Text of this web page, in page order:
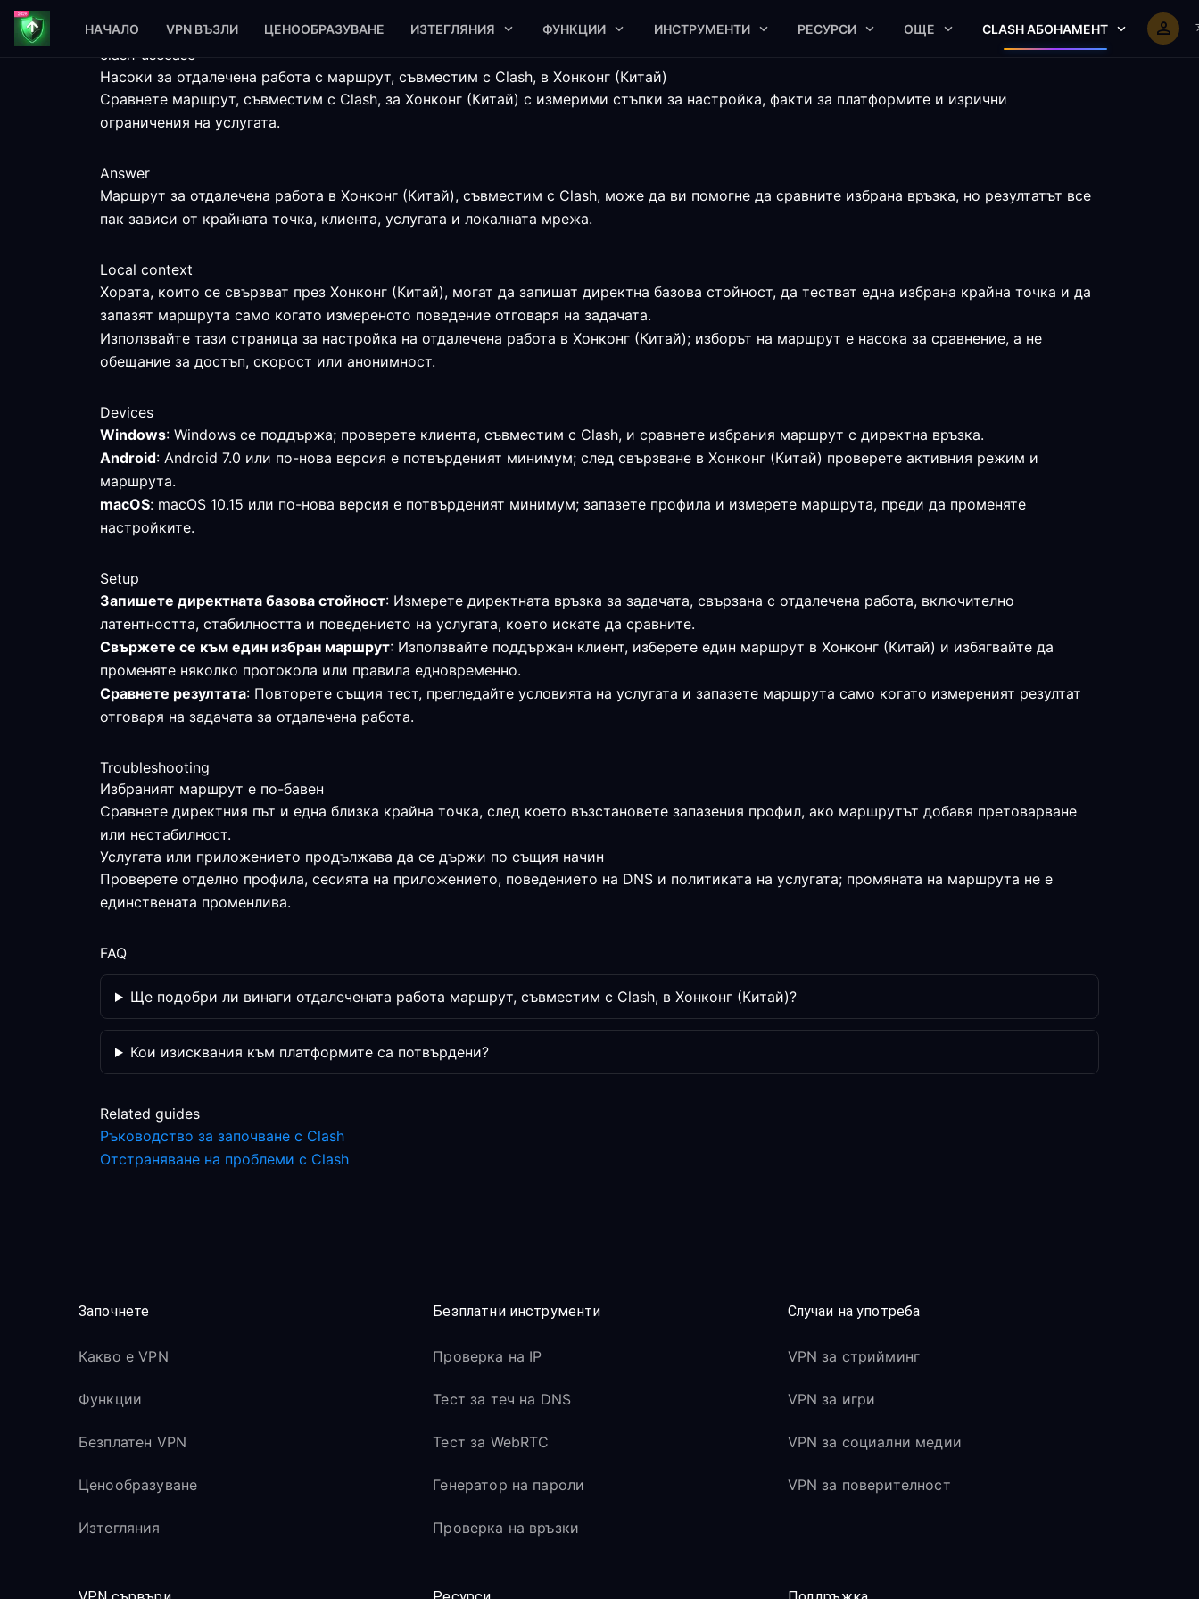
НАЧАЛО VPN ВЪЗЛИ ЦЕНООБРАЗУВАНЕ ИЗТЕГЛЯНИЯ ФУНКЦИИ ИНСТРУМЕНТИ РЕСУРСИ ОЩЕ CLASH АБОНАМЕНТ
clash-usecase
Насоки за отдалечена работа с маршрут, съвместим с Clash, в Хонконг (Китай)
Сравнете маршрут, съвместим с Clash, за Хонконг (Китай) с измерими стъпки за настройка, факти за платформите и изрични
ограничения на услугата.
Answer
Маршрут за отдалечена работа в Хонконг (Китай), съвместим с Clash, може да ви помогне да сравните избрана връзка, но резултатът все
пак зависи от крайната точка, клиента, услугата и локалната мрежа.
Local context
Хората, които се свързват през Хонконг (Китай), могат да запишат директна базова стойност, да тестват една избрана крайна точка и да
запазят маршрута само когато измереното поведение отговаря на задачата.
Използвайте тази страница за настройка на отдалечена работа в Хонконг (Китай); изборът на маршрут е насока за сравнение, а не
обещание за достъп, скорост или анонимност.
Devices
Windows: Windows се поддържа; проверете клиента, съвместим с Clash, и сравнете избрания маршрут с директна връзка.
Android: Android 7.0 или по-нова версия е потвърденият минимум; след свързване в Хонконг (Китай) проверете активния режим и
маршрута.
macOS: macOS 10.15 или по-нова версия е потвърденият минимум; запазете профила и измерете маршрута, преди да променяте
настройките.
Setup
Запишете директната базова стойност: Измерете директната връзка за задачата, свързана с отдалечена работа, включително
латентността, стабилността и поведението на услугата, което искате да сравните.
Свържете се към един избран маршрут: Използвайте поддържан клиент, изберете един маршрут в Хонконг (Китай) и избягвайте да
променяте няколко протокола или правила едновременно.
Сравнете резултата: Повторете същия тест, прегледайте условията на услугата и запазете маршрута само когато измереният резултат
отговаря на задачата за отдалечена работа.
Troubleshooting
Избраният маршрут е по-бавен
Сравнете директния път и една близка крайна точка, след което възстановете запазения профил, ако маршрутът добавя претоварване
или нестабилност.
Услугата или приложението продължава да се държи по същия начин
Проверете отделно профила, сесията на приложението, поведението на DNS и политиката на услугата; промяната на маршрута не е
единствената променлива.
FAQ
Ще подобри ли винаги отдалечената работа маршрут, съвместим с Clash, в Хонконг (Китай)?
Кои изисквания към платформите са потвърдени?
Related guides
Ръководство за започване с Clash
Отстраняване на проблеми с Clash
Започнете
Какво е VPN
Функции
Безплатен VPN
Ценообразуване
Изтегляния
Безплатни инструменти
Проверка на IP
Тест за теч на DNS
Тест за WebRTC
Генератор на пароли
Проверка на връзки
Случаи на употреба
VPN за стрийминг
VPN за игри
VPN за социални медии
VPN за поверителност